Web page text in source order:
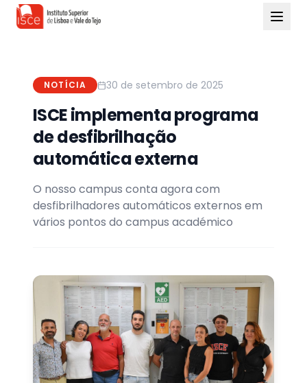
NOTÍCIA 30 de setembro de 2025
ISCE implementa programa
de desfibrilhação
automática externa
O nosso campus conta agora com
desfibrilhadores automáticos externos em
vários pontos do campus académico